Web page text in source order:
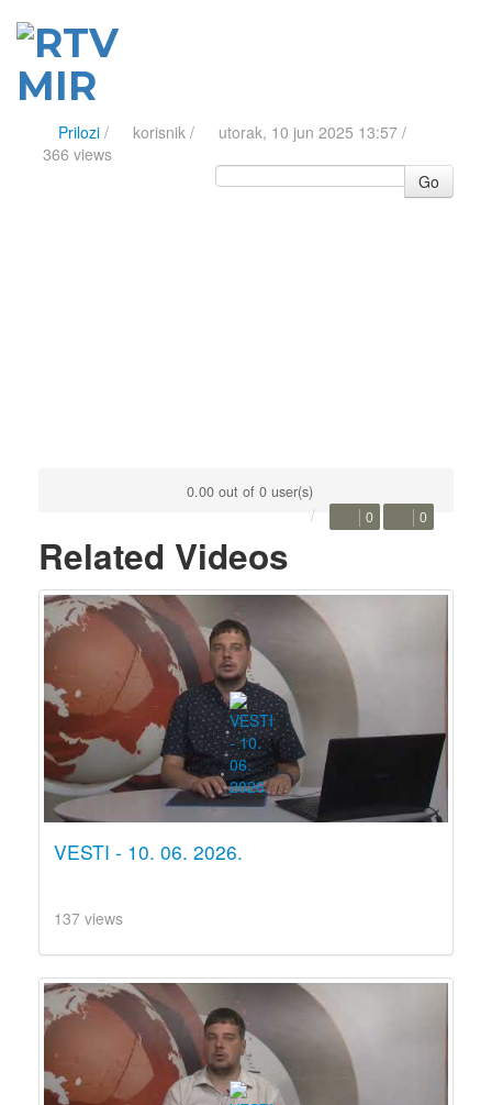
Prilozi / korisnik /
utorak, 10 jun 2025 13:57 /
366 views
Go
0.00 out of 0 user(s)
0 0
Related Videos
VESTI - 10. 06. 2026.
137 views